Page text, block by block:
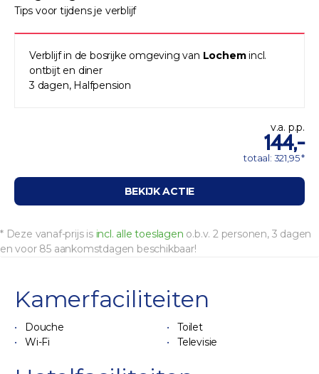
Tips voor tijdens je verblijf
Verblijf in de bosrijke omgeving van Lochemincl.
ontbijt en diner
3 dagen, Halfpension
v.a. p.p.
144,-
totaal: 321,95 *
BEKIJK ACTIE
* Deze vanaf-prijs is incl. alle toeslagen o.b.v. 2 personen, 3 dagen
en voor 85 aankomstdagen beschikbaar!
Kamerfaciliteiten
Douche
Toilet
Wi-Fi
Televisie